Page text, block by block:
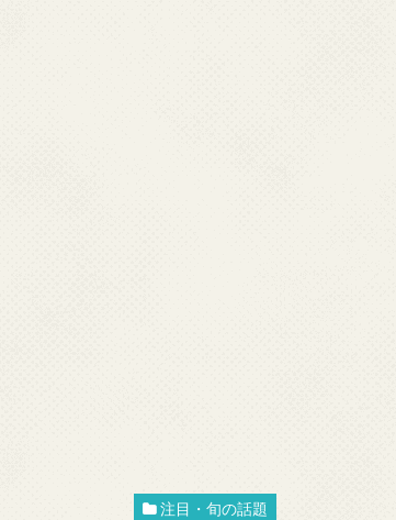
注目・旬の話題